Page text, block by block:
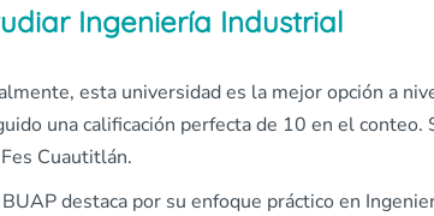
Ingeniería Industrial
esta universidad es la mejor opción a
una calificación perfecta de 10 en el conteo.
Cuautitlán.
BUAP destaca por su enfoque práctico en